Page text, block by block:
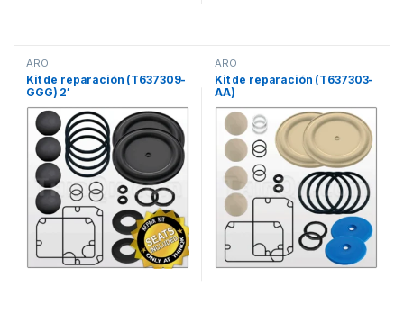
ARO
Kit de reparación (T637309-
GGG) 2′
ARO
Kit de reparación (T637303-
AA)